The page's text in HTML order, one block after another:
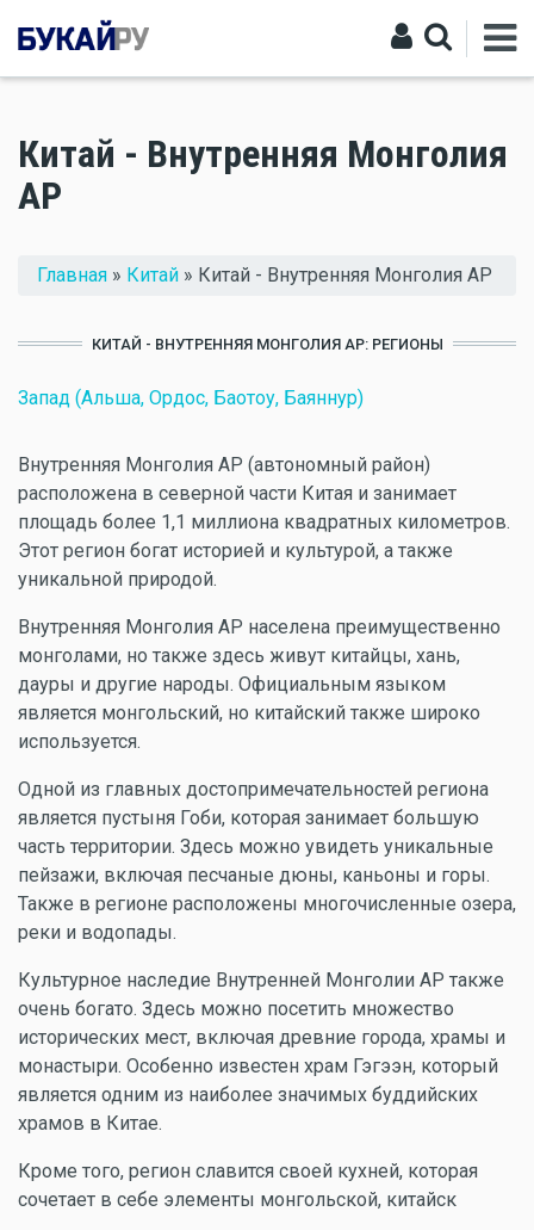
Китай - Внутренняя Монголия
АР
Вы здесь
Главная » Китай » Китай - Внутренняя Монголия АР
КИТАЙ - ВНУТРЕННЯЯ МОНГОЛИЯ АР: РЕГИОНЫ
Запад (Альша, Ордос, Баотоу, Баяннур)
Внутренняя Монголия АР (автономный район)
расположена в северной части Китая и занимает
площадь более 1,1 миллиона квадратных километров.
Этот регион богат историей и культурой, а также
уникальной природой.
Внутренняя Монголия АР населена преимущественно
монголами, но также здесь живут китайцы, хань,
дауры и другие народы. Официальным языком
является монгольский, но китайский также широко
используется.
Одной из главных достопримечательностей региона
является пустыня Гоби, которая занимает большую
часть территории. Здесь можно увидеть уникальные
пейзажи, включая песчаные дюны, каньоны и горы.
Также в регионе расположены многочисленные озера,
реки и водопады.
Культурное наследие Внутренней Монголии АР также
очень богато. Здесь можно посетить множество
исторических мест, включая древние города, храмы и
монастыри. Особенно известен храм Гэгээн, который
является одним из наиболее значимых буддийских
храмов в Китае.
Кроме того, регион славится своей кухней, которая
сочетает в себе элементы монгольской, китайск